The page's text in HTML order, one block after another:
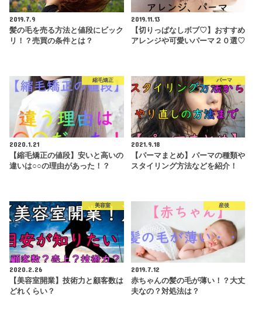
2019.7.9
髪の毛を売る方法と値段にビック
リ！？売買の条件とは？
2019.11.13
【切りっぱなしボブ♡】おすすめ
アレンジや可愛いパーマ２０選♡
縮毛矯正
2020.1.21
【縮毛矯正の値段】安いと高いの
違いは○○の理由があった！？
パーマ
2021.9.18
【パーマまとめ】パーマの種類や
スタイリング方法などを紹介！
美容室
2020.2.26
【美容室開業】技術力と顧客数は
どれくらい？
産後
2019.7.12
赤ちゃんの髪の毛が薄い！？大丈
夫なの？対処法は？